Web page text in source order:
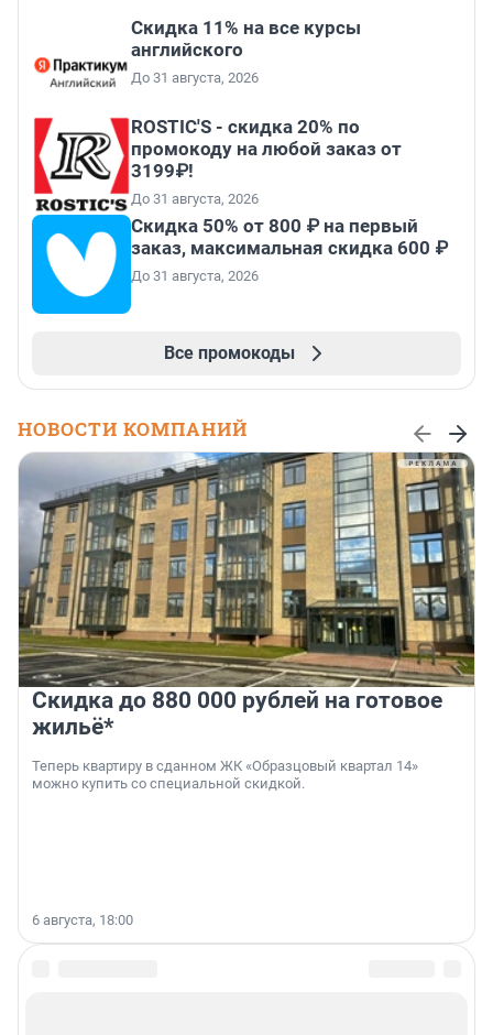
Скидка 11% на все курсы
английского
До 31 августа, 2026
ROSTIC'S - скидка 20% по
промокоду на любой заказ от
3199₽!
До 31 августа, 2026
Скидка 50% от 800 ₽ на первый
заказ, максимальная скидка 600 ₽
До 31 августа, 2026
Все промокоды
НОВОСТИ КОМПАНИЙ
Скидка до 880 000 рублей на готовое
жильё*
Теперь квартиру в сданном ЖК «Образцовый квартал 14»
можно купить со специальной скидкой.
6 августа, 18:00